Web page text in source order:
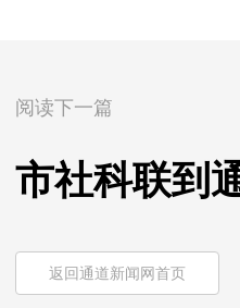
阅读下一篇
市社科联到
返回通道新闻网首页